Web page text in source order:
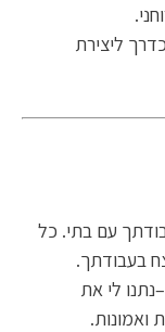
ליצירת
עם בתי. כל
בעבודתך.
לי את
ואמונות.